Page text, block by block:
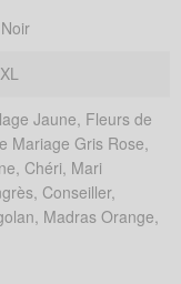
Jaune, Fleurs de
Mariage Gris Rose,
Chéri, Mari
Conseiller,
Madras Orange,